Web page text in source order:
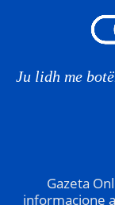
Ju lidh me
Gazeta
informacione